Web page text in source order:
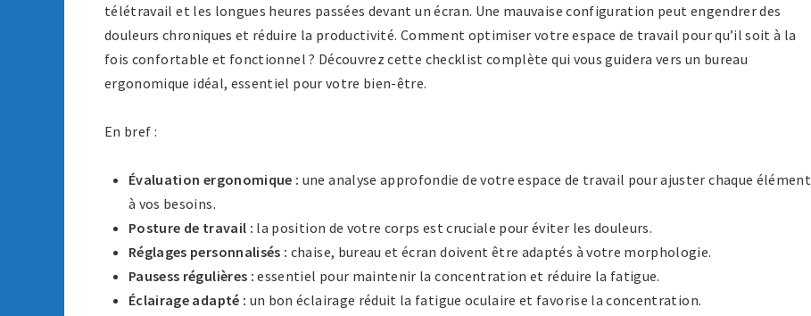
télétravail et les longues heures passées devant un écran. Une mauvaise configuration peut engendrer des
douleurs chroniques et réduire la productivité. Comment optimiser votre espace de travail pour qu’il soit à la
fois confortable et fonctionnel ? Découvrez cette checklist complète qui vous guidera vers un bureau
ergonomique idéal, essentiel pour votre bien-être.
En bref :
Évaluation ergonomique : une analyse approfondie de votre espace de travail pour ajuster chaque élément
à vos besoins.
Posture de travail : la position de votre corps est cruciale pour éviter les douleurs.
Réglages personnalisés : chaise, bureau et écran doivent être adaptés à votre morphologie.
Pausess régulières : essentiel pour maintenir la concentration et réduire la fatigue.
Éclairage adapté : un bon éclairage réduit la fatigue oculaire et favorise la concentration.